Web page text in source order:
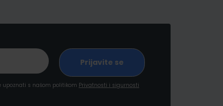
s našom politikom Privatnosti i sigurnosti